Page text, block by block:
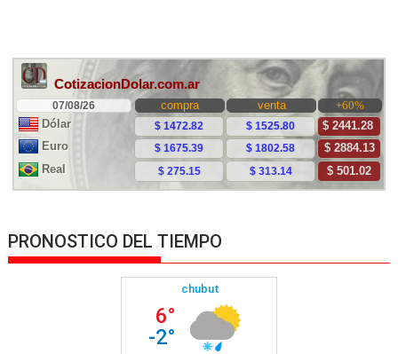
PRONOSTICO DEL TIEMPO